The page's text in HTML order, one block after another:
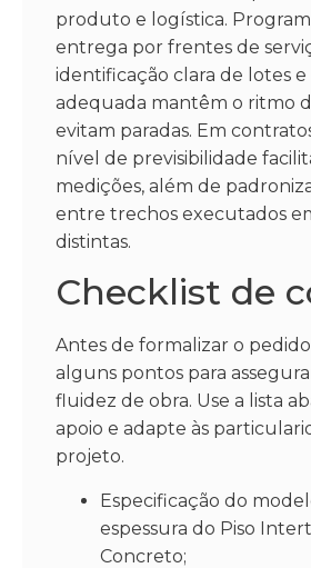
produto e logística.
entrega por frentes de
identificação clara de lotes
adequada mantêm o ritmo
evitam paradas. Em
nível de previsibilidade
medições, além de
entre trechos executados
distintas.
Checklist de
Antes de formalizar o
alguns pontos para
fluidez de obra. Use a lista
apoio e adapte às
projeto.
Especificação do
espessura do Piso
Concreto;